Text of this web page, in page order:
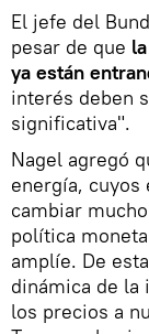
El jefe del
pesar de que
ya están
interés deben
significativa".
Nagel agregó
energía, cuyos
cambiar
política
amplíe. De
dinámica de la
los precios a